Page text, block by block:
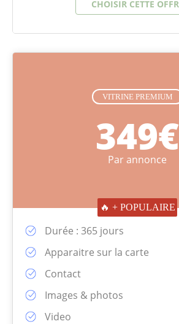
VITRINE PREMIUM
349€
Par annonce
🔥 + POPULAIRE
Durée : 365 jours
Apparaitre sur la carte
Contact
Images & photos
Video